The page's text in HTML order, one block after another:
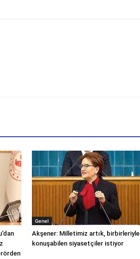
Genel
Akşener: Milletimiz artık, birbirleriyle
konuşabilen siyasetçiler istiyor